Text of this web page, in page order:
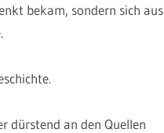
bekam, sondern sich aus
dürstend an den Quellen